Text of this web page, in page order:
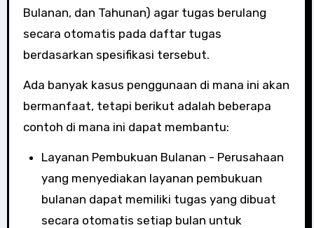
Bulanan, dan Tahunan) agar tugas berulang
secara otomatis pada daftar tugas
berdasarkan spesifikasi tersebut.
Ada banyak kasus penggunaan di mana ini akan
bermanfaat, tetapi berikut adalah beberapa
contoh di mana ini dapat membantu:
Layanan Pembukuan Bulanan - Perusahaan
yang menyediakan layanan pembukuan
bulanan dapat memiliki tugas yang dibuat
secara otomatis setiap bulan untuk